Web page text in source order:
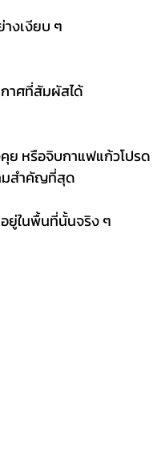
งเงียบ ๆ
าศที่สัมผัสได้
ย หรือจิบกาแฟแก้วโปรด
มสำคัญที่สุด
ยู่ในพื้นที่นั้นจริง ๆ